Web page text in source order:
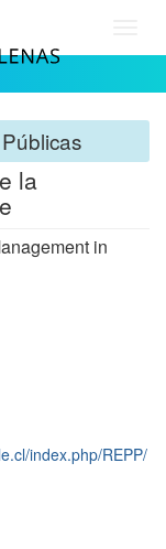
la
in
index.php/REPP/